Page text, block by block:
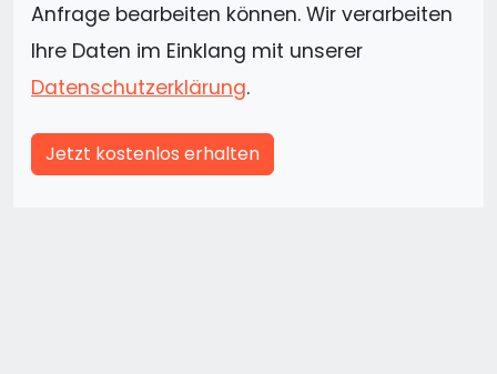
Anfrage bearbeiten können. Wir verarbeiten
Ihre Daten im Einklang mit unserer
Datenschutzerklärung.
Jetzt kostenlos erhalten